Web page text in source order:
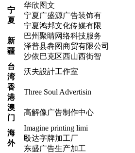
宁
夏
华欣图文
宁夏广盛源广告装饰有
宁夏鸿邦文化传媒有限
新
疆
巴州聚睛网络科技服务
泽普县犇图商贸有限公司
沙依巴克区西山西街智
台
湾
沃夫設計工作室
香
港
Three Soul Advertisin
澳
门
高解像广告制作中心
海
外
Imagine printing limi
殴达字牌加工厂
东盛广告生产加工